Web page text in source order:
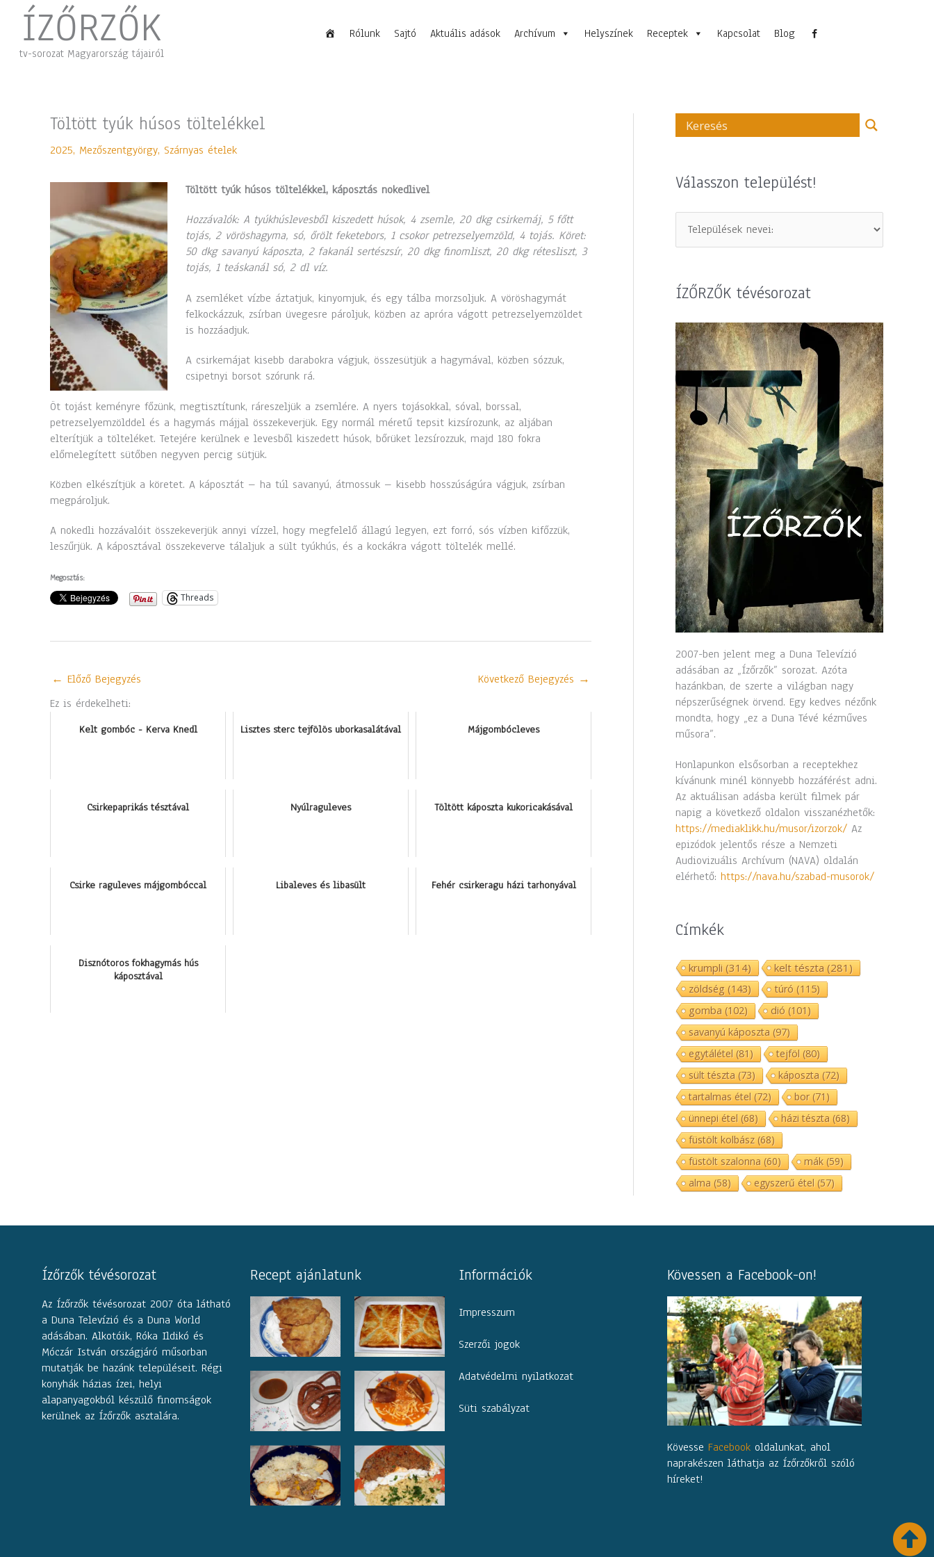
contentÍZŐRZŐK
tv-sorozat Magyarország tájairól
Rólunk Sajtó Aktuális adások Archívum Helyszínek Receptek Kapcsolat Blog
Töltött tyúk húsos töltelékkel
2025, Mezőszentgyörgy, Szárnyas ételek
Töltött tyúk húsos töltelékkel, káposztás nokedlivel
Hozzávalók: A tyúkhúslevesből kiszedett húsok, 4 zsemle, 20 dkg csirkemáj, 5 főtt
tojás, 2 vöröshagyma, só, őrölt feketebors, 1 csokor petrezselyemzöld, 4 tojás. Köret:
50 dkg savanyú káposzta, 2 fakanál sertészsír, 20 dkg finomliszt, 20 dkg rétesliszt, 3
tojás, 1 teáskanál só, 2 dl víz.
A zsemléket vízbe áztatjuk, kinyomjuk, és egy tálba morzsoljuk. A vöröshagymát
felkockázzuk, zsírban üvegesre pároljuk, közben az apróra vágott petrezselyemzöldet
is hozzáadjuk.
A csirkemájat kisebb darabokra vágjuk, összesütjük a hagymával, közben sózzuk,
csipetnyi borsot szórunk rá.
Öt tojást keményre főzünk, megtisztítunk, ráreszeljük a zsemlére. A nyers tojásokkal, sóval, borssal,
petrezselyemzölddel és a hagymás májjal összekeverjük. Egy normál méretű tepsit kizsírozunk, az aljában
elterítjük a tölteléket. Tetejére kerülnek e levesből kiszedett húsok, bőrüket lezsírozzuk, majd 180 fokra
előmelegített sütőben negyven percig sütjük.
Közben elkészítjük a köretet. A káposztát – ha túl savanyú, átmossuk – kisebb hosszúságúra vágjuk, zsírban
megpároljuk.
A nokedli hozzávalóit összekeverjük annyi vízzel, hogy megfelelő állagú legyen, ezt forró, sós vízben kifőzzük,
leszűrjük. A káposztával összekeverve tálaljuk a sült tyúkhús, és a kockákra vágott töltelék mellé.
Megosztás:
Threads
← Előző Bejegyzés Következő Bejegyzés →
Ez is érdekelheti:
Kelt gombóc - Kerva Knedl Lisztes sterc tejfölös uborkasalátával Májgombócleves
Csirkepaprikás tésztával Nyúlraguleves Töltött káposzta kukoricakásával
Csirke raguleves májgombóccal Libaleves és libasült Fehér csirkeragu házi tarhonyával
Disznótoros fokhagymás hús
káposztával
Válasszon települést!
ÍZŐRZŐK tévésorozat
2007-ben jelent meg a Duna Televízió
adásában az „Ízőrzők” sorozat. Azóta
hazánkban, de szerte a világban nagy
népszerűségnek örvend. Egy kedves nézőnk
mondta, hogy „ez a Duna Tévé kézműves
műsora”.
Honlapunkon elsősorban a receptekhez
kívánunk minél könnyebb hozzáférést adni.
Az aktuálisan adásba került filmek pár
napig a következő oldalon visszanézhetők:
https://mediaklikk.hu/musor/izorzok/ Az
epizódok jelentős része a Nemzeti
Audiovizuális Archívum (NAVA) oldalán
elérhető: https://nava.hu/szabad-musorok/
Címkék
krumpli(314) kelt tészta(281)
zöldség(143) túró (115)
gomba (102) dió (101)
savanyú káposzta (97)
egytálétel (81) tejföl (80)
sült tészta (73) káposzta (72)
tartalmas étel (72) bor(71)
ünnepi étel (68) házi tészta (68)
füstölt kolbász(68)
füstölt szalonna (60) mák(59)
alma (58) egyszerű étel (57)
Ízőrzők tévésorozat
Az Ízőrzők tévésorozat 2007 óta látható
a Duna Televízió és a Duna World
adásában. Alkotóik, Róka Ildikó és
Móczár István országjáró műsorban
mutatják be hazánk településeit. Régi
konyhák házias ízei, helyi
alapanyagokból készülő finomságok
kerülnek az Ízőrzők asztalára.
Recept ajánlatunk Információk
Impresszum
Szerzői jogok
Adatvédelmi nyilatkozat
Süti szabályzat
Kövessen a Facebook-on!
Kövesse Facebook oldalunkat, ahol
naprakészen láthatja az Ízőrzőkről szóló
híreket!